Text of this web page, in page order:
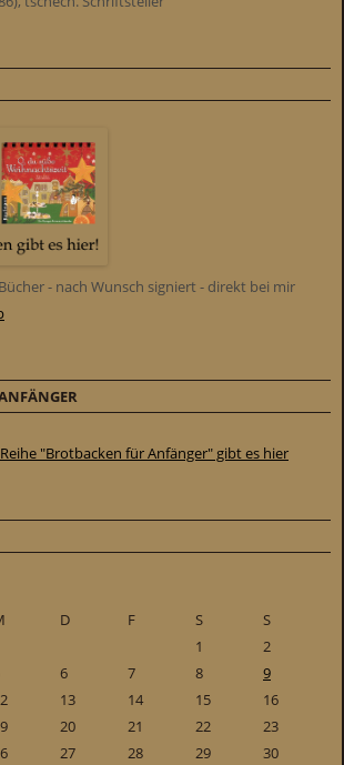
- nach Wunsch signiert - direkt bei mir
"Brotbacken für Anfänger" gibt es hier
D F S
S
1
2
6 7 8
9
13 14 15
16
20 21 22
23
27 28 29
30